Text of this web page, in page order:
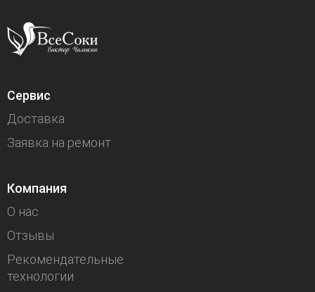
Сервис
Доставка
Заявка на ремонт
Компания
О нас
Отзывы
Рекомендательные
технологии